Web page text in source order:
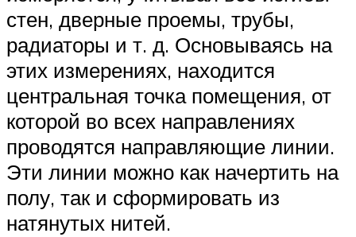
стен, дверные проемы, трубы,
радиаторы и т. д. Основываясь на
этих измерениях, находится
центральная точка помещения, от
которой во всех направлениях
проводятся направляющие линии.
Эти линии можно как начертить на
полу, так и сформировать из
натянутых нитей.